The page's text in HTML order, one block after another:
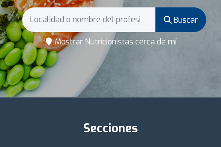
Buscar
Mostrar Nutricionistas cerca de mí
Secciones